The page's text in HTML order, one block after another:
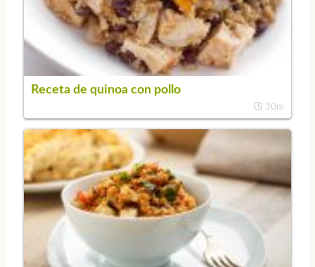
Receta de quinoa con pollo
30m